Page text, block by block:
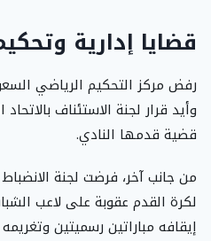
قضايا إدارية
رفض مركز التحكيم الرياضي
وأيد قرار لجنة الاستئناف
قضية قدمها النادي.
من جانب آخر، فرضت لجنة
لكرة القدم عقوبة على لاعب
إيقافه مباراتين رسميتين وتغريمه بمبلغ 20